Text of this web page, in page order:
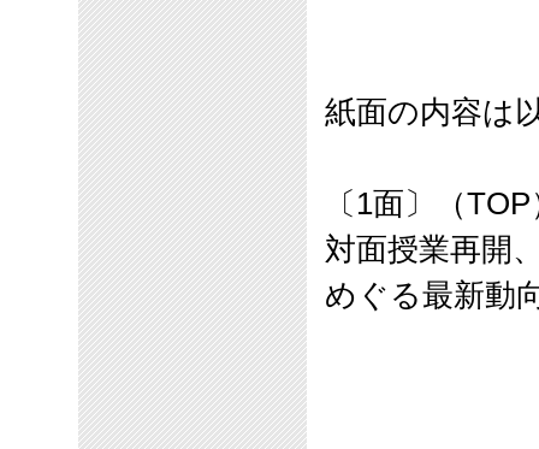
紙面の内容は
〔 1面〕（TOP
対面授業再開
めぐる最新動